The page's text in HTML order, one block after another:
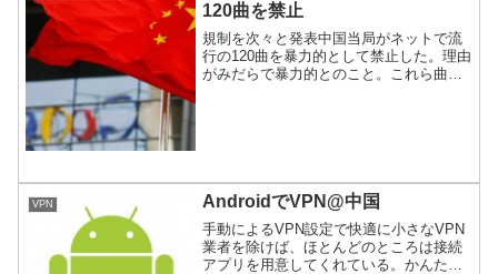
120曲を禁止
規制を次々と発表中国当局がネットで流
行の120曲を暴力的として禁止した。理由
がみだらで暴力的とのこと。これら曲を
VPN AndroidでVPN@中国
手動によるVPN設定で快適に小さなVPN
業者を除けば、ほとんどのところは接続
アプリを用意してくれている。かんたん